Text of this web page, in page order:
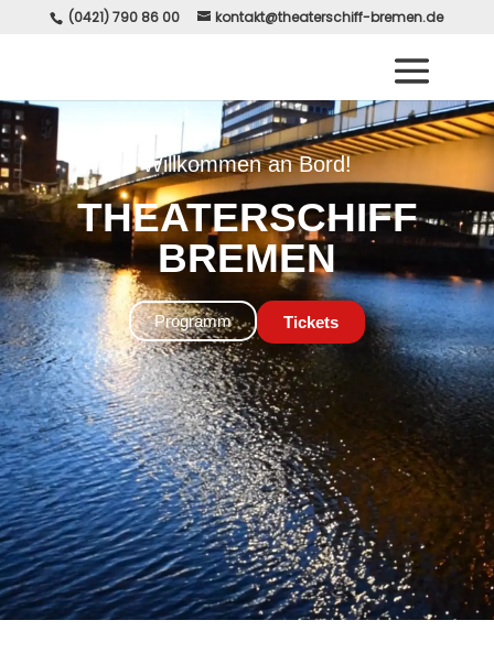
(0421) 790 86 00 kontakt@theaterschiff-bremen.de
Willkommen an Bord!
THEATERSCHIFF
BREMEN
Programm Tickets